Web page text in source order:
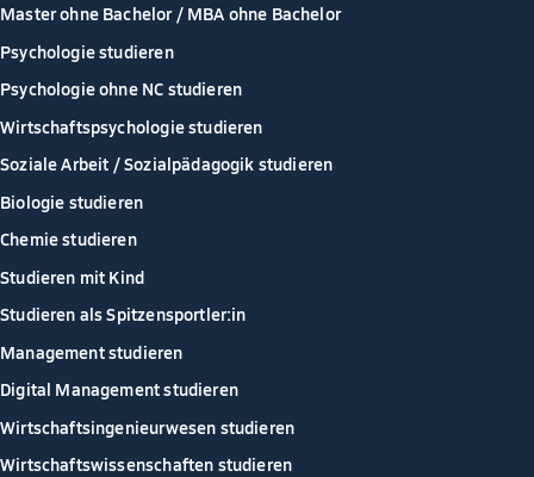
Master ohne Bachelor / MBA ohne Bachelor
Psychologie studieren
Psychologie ohne NC studieren
Wirtschaftspsychologie studieren
Soziale Arbeit / Sozialpädagogik studieren
Biologie studieren
Chemie studieren
Studieren mit Kind
Studieren als Spitzensportler:in
Management studieren
Digital Management studieren
Wirtschaftsingenieurwesen studieren
Wirtschaftswissenschaften studieren